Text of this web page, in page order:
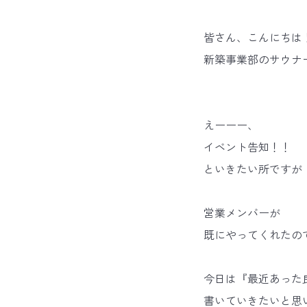
皆さん、こんにちは
新築事業部のサウ
えーーー、
イベント告知！！
といきたい所ですが
営業メンバーが
既にやってくれたの
今日は『最近あった
書いていきたいと思